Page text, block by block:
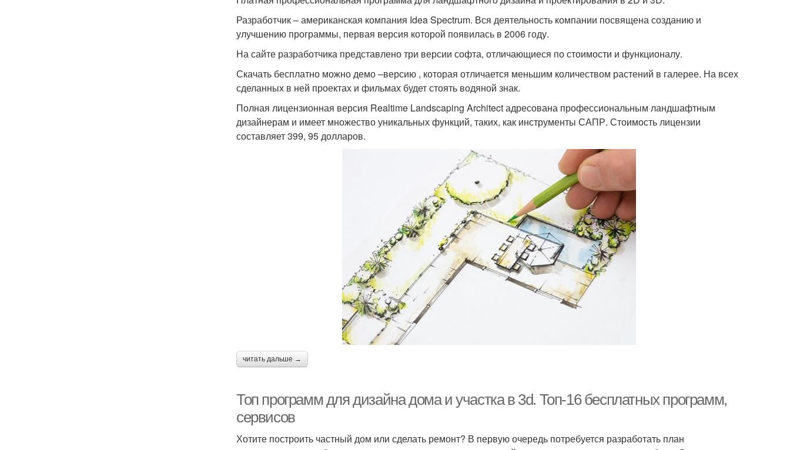
Разработчик – американская компания Idea Spectrum. Вся деятельность компании посвящена созданию и
улучшению программы, первая версия которой появилась в 2006 году.
На сайте разработчика представлено три версии софта, отличающиеся по стоимости и функционалу.
Скачать бесплатно можно демо –версию , которая отличается меньшим количеством растений в галерее. На всех
сделанных в ней проектах и фильмах будет стоять водяной знак.
Полная лицензионная версия Realtime Landscaping Architect адресована профессиональным ландшафтным
дизайнерам и имеет множество уникальных функций, таких, как инструменты САПР. Стоимость лицензии
составляет 399, 95 долларов.
читать дальше →
Топ программ для дизайна дома и участка в 3d. Топ-16 бесплатных программ,
сервисов
Хотите построить частный дом или сделать ремонт? В первую очередь потребуется разработать план